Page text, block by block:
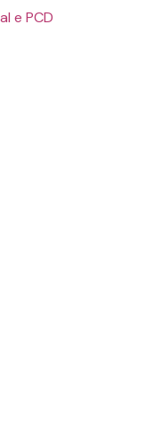
e PCD